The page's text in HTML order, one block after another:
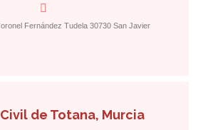
Fernández Tudela 30730 San Javier
de Totana, Murcia